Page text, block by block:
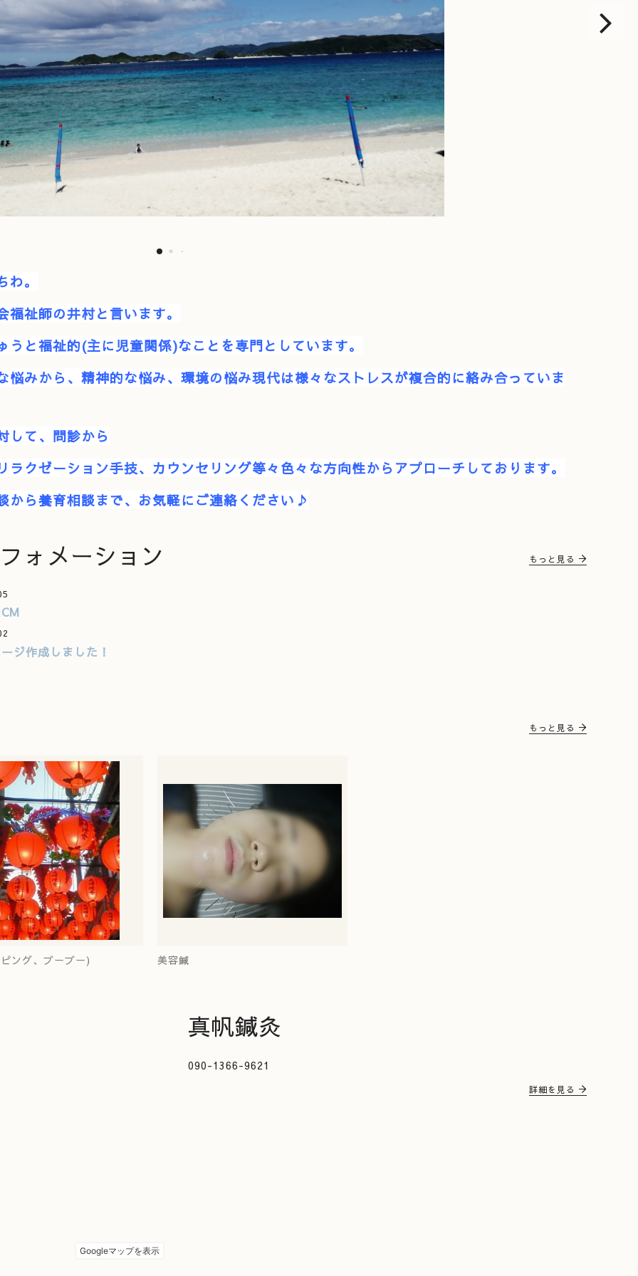
わ。
福祉師の井村と言います。
うと福祉的(主に児童関係)なことを専門としています。
悩みから、精神的な悩み、環境の悩み現代は様々なストレスが複合的に絡み合っていま
して、 問診から
ラクゼーション手技、カウンセリング等々色々な方向性からアプローチしております。
から養育相談まで、お気軽にご連絡ください♪
ォメーション
ジ作成しました！
もっと見る
ング、ブーブー) 美容鍼
もっと見る
真帆鍼灸
090-1366-9621
詳細を見る